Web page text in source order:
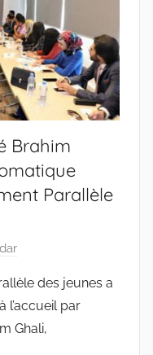
Brahim
Parallèle
des jeunes a
l’accueil par
Ghali,